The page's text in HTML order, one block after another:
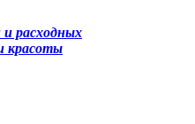
расходных
красоты